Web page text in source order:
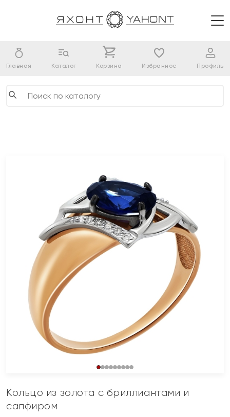
Главная Каталог Корзина Избранное Профиль
Кольцо из золота с бриллиантами и
сапфиром